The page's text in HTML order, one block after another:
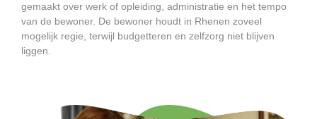
gemaakt over werk of opleiding, administratie en het tempo
van de bewoner. De bewoner houdt in Rhenen zoveel
mogelijk regie, terwijl budgetteren en zelfzorg niet blijven
liggen.